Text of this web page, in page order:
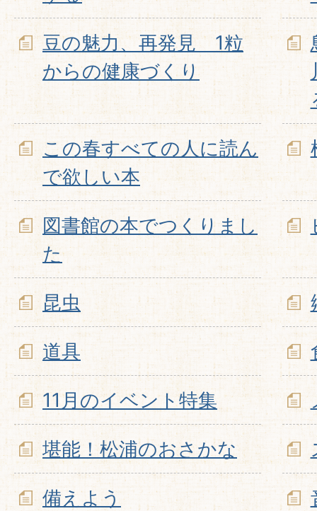
豆の魅力、再発見 1粒
からの健康づくり
この春すべての人に読ん
で欲しい本
図書館の本でつくりまし
た
昆虫
道具
11月のイベント特集
堪能！松浦のおさかな
備えよう